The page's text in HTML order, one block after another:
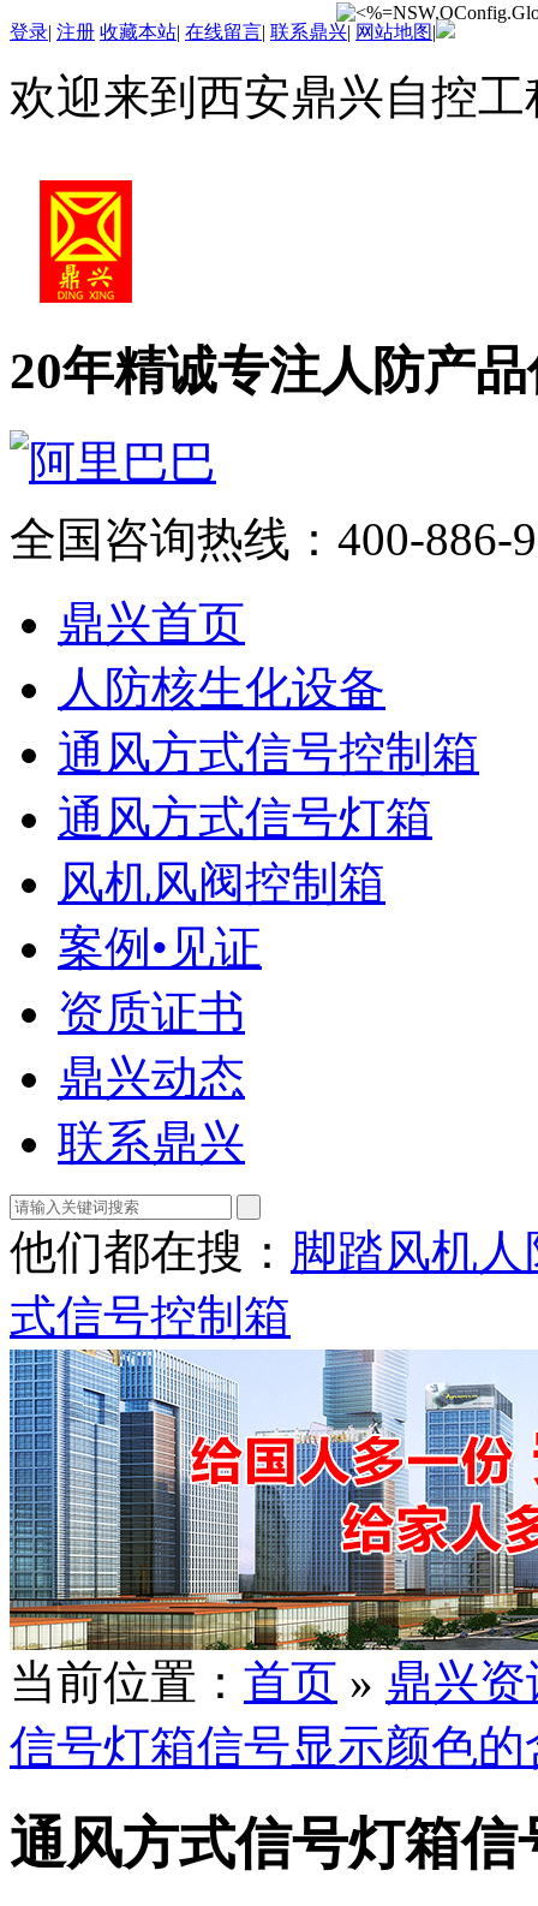
登录| 注册 收藏本站| 在线留言| 联系鼎兴| 网站地图|
欢迎来到西安鼎兴自控
20年精诚专注人防产
全国咨询热线： 400-886-
鼎兴首页
人防核生化设备
通风方式信号控制箱
通风方式信号灯箱
风机风阀控制箱
案例•见证
资质证书
鼎兴动态
联系鼎兴
他们都在搜： 脚踏风机
式信号控制箱
当前位置： 首页 » 鼎兴
信号灯箱信号显示颜色
通风方式信号灯箱